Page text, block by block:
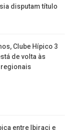
disputam título
Clube Hípico 3
de volta às
entre Ibiraci e